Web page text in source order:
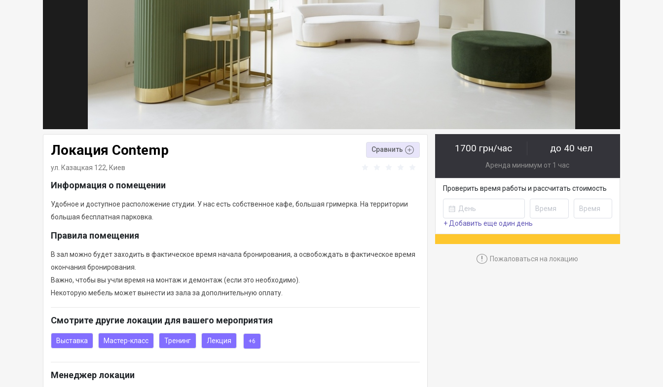
Локация Contemp Сравнить
ул. Казацкая 122, Киев
Информация о помещении
Удобное и доступное расположение студии. У нас есть собственное кафе, большая гримерка. На территории
большая бесплатная парковка.
Правила помещения
В зал можно будет заходить в фактическое время начала бронирования, а освобождать в фактическое время
окончания бронирования.
Важно, чтобы вы учли время на монтаж и демонтаж (если это необходимо).
Некоторую мебель может вынести из зала за дополнительную оплату.
Смотрите другие локации для вашего мероприятия
Выставка Мастер-класс Тренинг Лекция +6
Менеджер локации
1700 грн/час до 40 чел
Аренда минимум от 1 час
Проверить время работы и рассчитать стоимость
+ Добавить еще один день
! Пожаловаться на локацию